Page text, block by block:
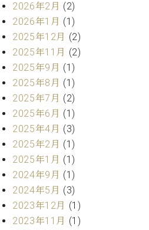
W.
ホ
フ
マ
ン
ト
ラ
デ
ィ
シ
ョ
ン
W.
ホ
フ
技
術
営
セ
ン
タ
ー
ス
タ
フ
ご
挨
拶
技
2026年2月 (2)
2026年1月 (1)
2025年12月 (2)
2025年11月 (2)
2025年9月 (1)
2025年8月 (1)
2025年7月 (2)
2025年6月 (1)
2025年4月 (3)
2025年2月 (1)
2025年1月 (1)
2024年9月 (1)
2024年5月 (3)
2023年12月 (1)
2023年11月 (1)